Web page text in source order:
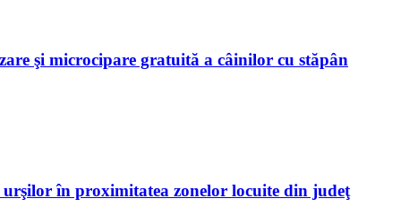
şi microcipare gratuită a câinilor cu stăpân
în proximitatea zonelor locuite din judeţ